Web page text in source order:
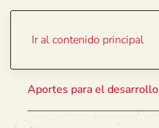
Ir al contenido principal
Aportes para el desarrollo